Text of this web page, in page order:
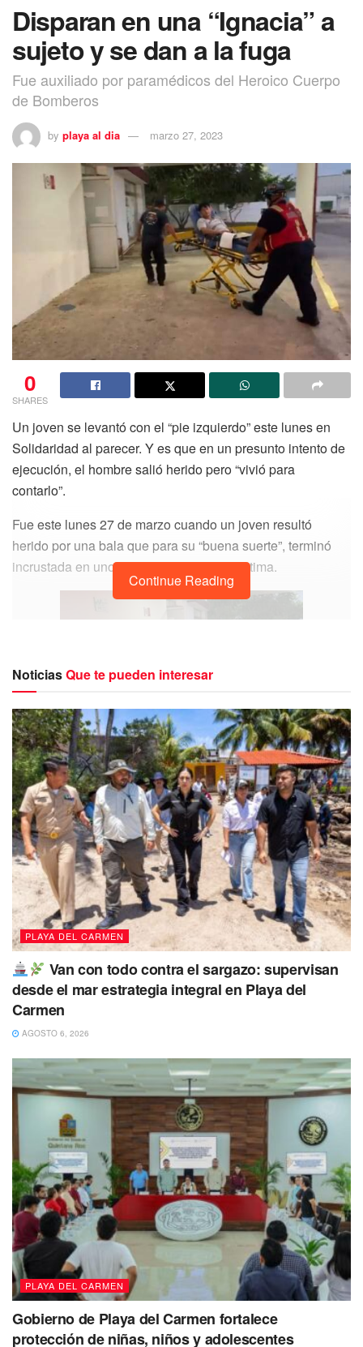
Disparan en una “Ignacia” a
sujeto y se dan a la fuga
Fue auxiliado por paramédicos del Heroico Cuerpo
de Bomberos
by playa al dia marzo 27, 2023
0
SHARES
Un joven se levantó con el “pie izquierdo” este lunes en
Solidaridad al parecer. Y es que en un presunto intento de
ejecución, el hombre salió herido pero “vivió para
contarlo”.
Fue este lunes 27 de marzo cuando un joven resultó
herido por una bala que para su “buena suerte”, terminó
incrustada en uno de los glúteos de la víctima.
Tras lo ocurrido, el joven recibió atención por parte de
paramédicos del Heroico Cuerpo de Bomberos, quienes
de inmediato lo trasladaron al hospital para su atención
médica.
Cabe mencionar que hasta ahora se desconoce el motivo
de la agresión contra el sujeto.
¡Denuncialos! Detiene a extorsionadores
que tenían amenazas dirigidas a varios
comercios
Este viernes 17 de marzo fueron asegurados por policías
de la Secretaría de Seguridad Pública y Tránsito Municipal
de Solidaridad,
dos sujetos en posesión de marihuana no solo eso, los
tipos también pudieran estar relacionados a hechos de
extorsión en el municipio.
Continue Reading
NoticiasQue te pueden interesar
PLAYA DEL CARMEN
Van con todo contra el sargazo: supervisan
desde el mar estrategia integral en Playa del
Carmen
AGOSTO 6, 2026
PLAYA DEL CARMEN
Gobierno de Playa del Carmen fortalece
protección de niñas, niños y adolescentes